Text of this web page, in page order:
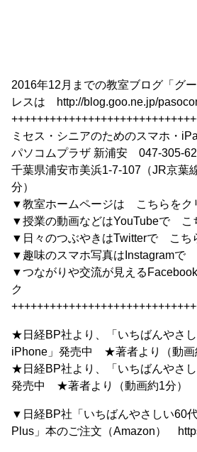
2016年12月までの教室ブログ「グ
レスは http://blog.goo.ne.jp/
ミセス・シニアのためのスマホ・
パソコムプラザ 新浦安 047-305-
千葉県浦安市美浜1-7-107（JR京葉
分）
▼教室ホームページは こちらをク
▼授業の動画などはYouTubeで こ
▼日々のつぶやきはTwitterで こち
▼趣味のスマホ写真はInstagramで
▼つながりや交流が見える
ク
★日経BP社より、「いちばんやさ
iPhone」発売中 ★著者より（動画
★日経BP社より、「いちばんやさし
発売中 ★著者より（動画約1分）
▼日経BP社「いちばんやさしい60
Plus」本のご注文（Amazon）